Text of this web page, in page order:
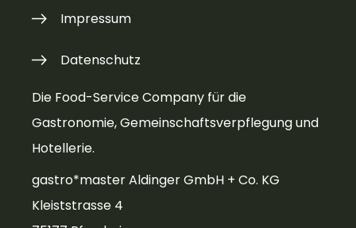
Die Food-Service Company für die
Gastronomie, Gemeinschaftsverpflegung und
Hotellerie.
gastro*master Aldinger GmbH + Co. KG
Kleiststrasse 4
Impressum
Datenschutz